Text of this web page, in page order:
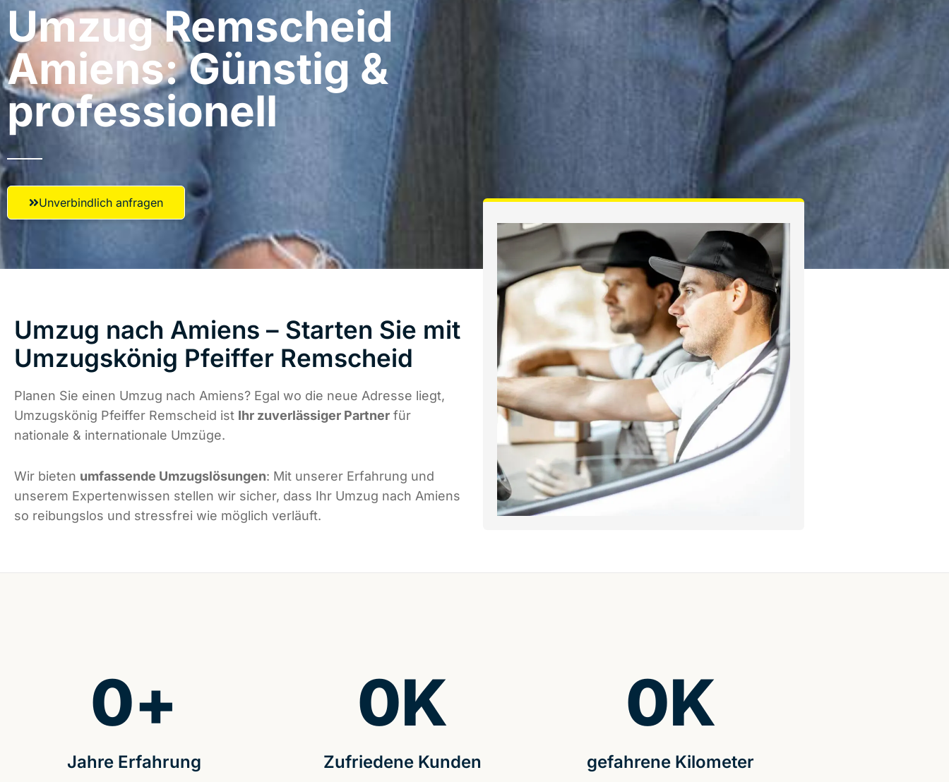
Umzug Remscheid​
Amiens: Günstig &
professionell​
Unverbindlich anfragen
Umzug nach Amiens – Starten Sie mit
Umzugskönig Pfeiffer Remscheid
Planen Sie einen Umzug nach Amiens? Egal wo die neue Adresse liegt,
Umzugskönig Pfeiffer Remscheid ist Ihr zuverlässiger Partner für
nationale & internationale Umzüge.
Wir bieten umfassende Umzugslösungen: Mit unserer Erfahrung und
unserem Expertenwissen stellen wir sicher, dass Ihr Umzug nach Amiens
so reibungslos und stressfrei wie möglich verläuft.
Jahre Erfahrung
0+
Zufriedene Kunden
0K
gefahrene Kilometer
0K